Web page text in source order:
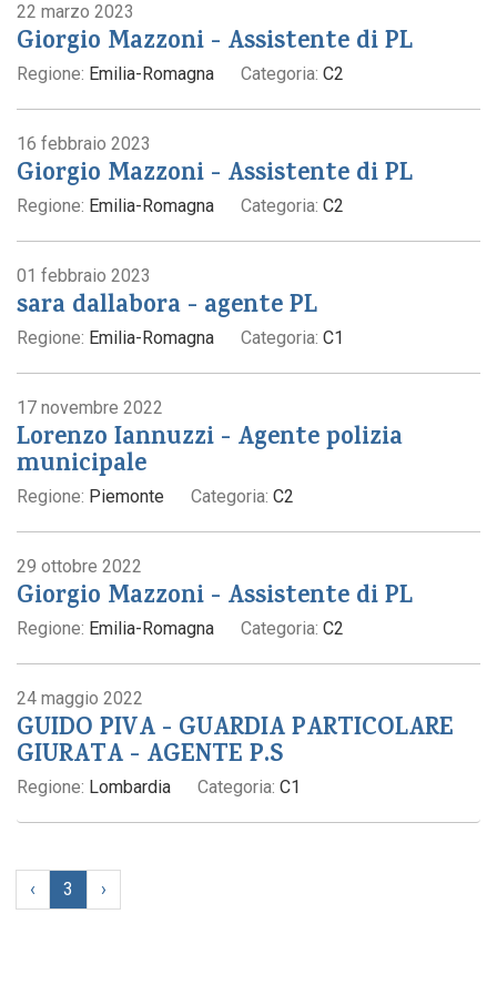
22 marzo 2023
Giorgio Mazzoni - Assistente di PL
Regione: Emilia-Romagna Categoria: C2
16 febbraio 2023
Giorgio Mazzoni - Assistente di PL
Regione: Emilia-Romagna Categoria: C2
01 febbraio 2023
sara dallabora - agente PL
Regione: Emilia-Romagna Categoria: C1
17 novembre 2022
Lorenzo Iannuzzi - Agente polizia
municipale
Regione: Piemonte Categoria: C2
29 ottobre 2022
Giorgio Mazzoni - Assistente di PL
Regione: Emilia-Romagna Categoria: C2
24 maggio 2022
GUIDO PIVA - GUARDIA PARTICOLARE
GIURATA - AGENTE P.S
Regione: Lombardia Categoria: C1
‹ 3 ›